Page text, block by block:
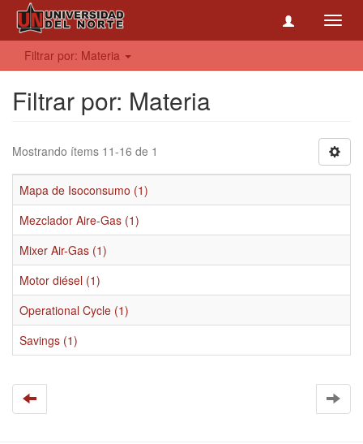
Filtrar por: Materia
Filtrar por: Materia
Mostrando ítems 11-16 de 1
Mapa de Isoconsumo (1)
Mezclador Aire-Gas (1)
Mixer Air-Gas (1)
Motor diésel (1)
Operational Cycle (1)
Savings (1)